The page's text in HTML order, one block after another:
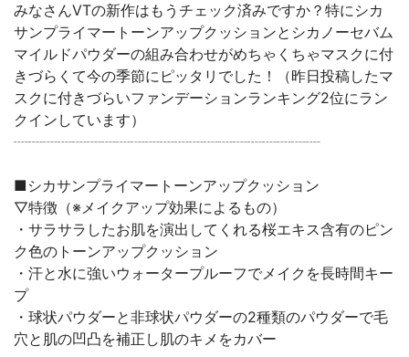
みなさんVTの新作はもうチェック済みですか？特にシカ
サンプライマートーンアップクッションとシカノーセバム
マイルドパウダーの組み合わせがめちゃくちゃマスクに付
きづらくて今の季節にピッタリでした！（昨日投稿したマ
スクに付きづらいファンデーションランキング2位にラン
クインしています）
┈┈┈┈┈┈┈┈┈┈┈┈┈┈┈┈┈┈┈┈┈
■シカサンプライマートーンアップクッション
▽特徴（※メイクアップ効果によるもの）
・サラサラしたお肌を演出してくれる桜エキス含有のピン
ク色のトーンアップクッション
・汗と水に強いウォータープルーフでメイクを長時間キー
プ
・球状パウダーと非球状パウダーの2種類のパウダーで毛
穴と肌の凹凸を補正し肌のキメをカバー